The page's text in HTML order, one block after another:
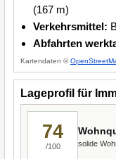
(167 m)
Verkehrsmittel:
Abfahrten
Kartendaten ©
Lageprofil für
74
/100 solide